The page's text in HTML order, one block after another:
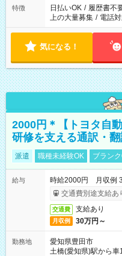
特徴 日払いOK / 履歴書不
上の大量募集 / 電話
気になる！
2000円＊【トヨタ自
研修を支える通訳・
派遣 職種未経験OK ブラン
給与
時給2000円 月収例
交通費別途支給あ
交通費 支給あり
月収例 30万円～
勤務地
愛知県豊田市
土橋(愛知県)駅から車